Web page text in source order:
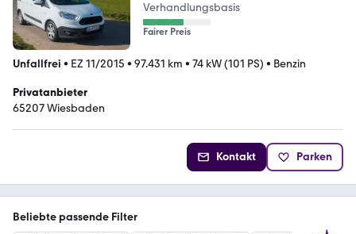
Verhandlungsbasis
Fairer Preis
Unfallfrei • EZ 11/2015 • 97.431 km • 74 kW (101 PS) • Benzin
Privatanbieter
65207 Wiesbaden
Kontakt Parken
Beliebte passende Filter